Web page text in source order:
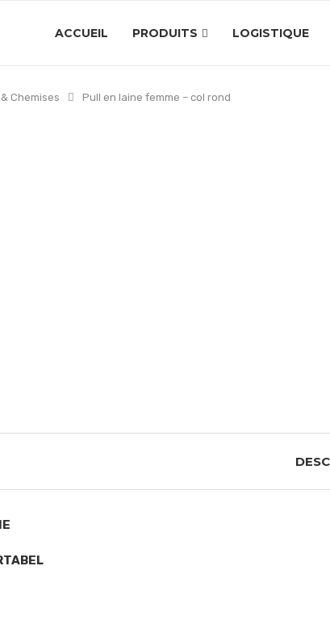
ACCUEIL PRODUITS LOGISTIQUE
Chemises Pull en laine femme – col rond